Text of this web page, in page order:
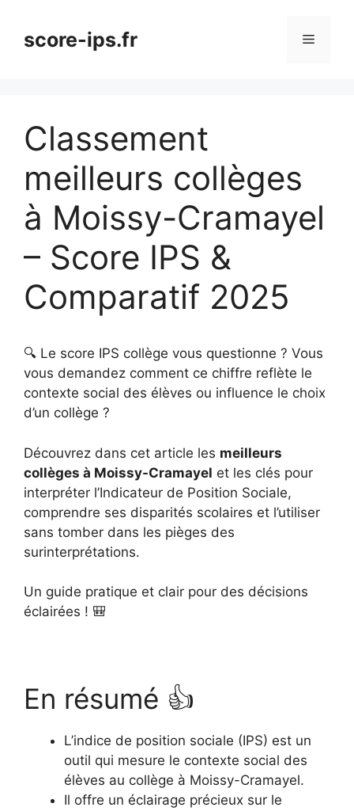
contenuscore-ips.fr Menu
Classement
meilleurs collèges
à Moissy-Cramayel
– Score IPS &
Comparatif 2025
🔍 Le score IPS collège vous questionne ? Vous
vous demandez comment ce chiffre reflète le
contexte social des élèves ou influence le choix
d’un collège ?
Découvrez dans cet article les meilleurs
collèges à Moissy-Cramayel et les clés pour
interpréter l’Indicateur de Position Sociale,
comprendre ses disparités scolaires et l’utiliser
sans tomber dans les pièges des
surinterprétations.
Un guide pratique et clair pour des décisions
éclairées ! 🎒
En résumé 👍
L’indice de position sociale (IPS) est un
outil qui mesure le contexte social des
élèves au collège à Moissy-Cramayel.
Il offre un éclairage précieux sur le